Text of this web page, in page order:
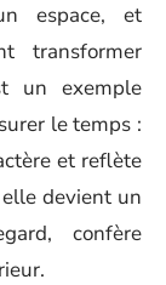
espace, et
transformer
un exemple
le temps :
et reflète
devient un
confère